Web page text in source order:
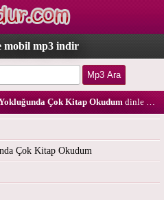
mobil mp3 indir
Çok Kitap Okudumdinle bedava download
Çok Kitap Okudum